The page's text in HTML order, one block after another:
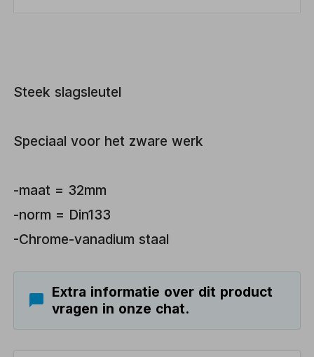
Steek slagsleutel
Speciaal voor het zware werk
-maat = 32mm
-norm = Din133
-Chrome-vanadium staal
Extra informatie over dit product
vragen in onze chat.